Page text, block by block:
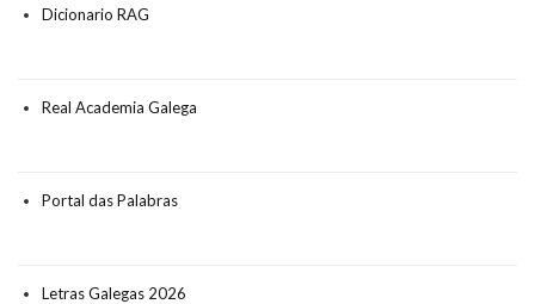
Dicionario RAG
Real Academia Galega
Portal das Palabras
Letras Galegas 2026